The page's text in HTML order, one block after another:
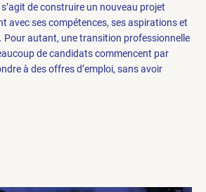
de construire un nouveau projet
avec ses compétences, ses aspirations et
Pour autant, une transition professionnelle
de candidats commencent par
à des offres d’emploi, sans avoir